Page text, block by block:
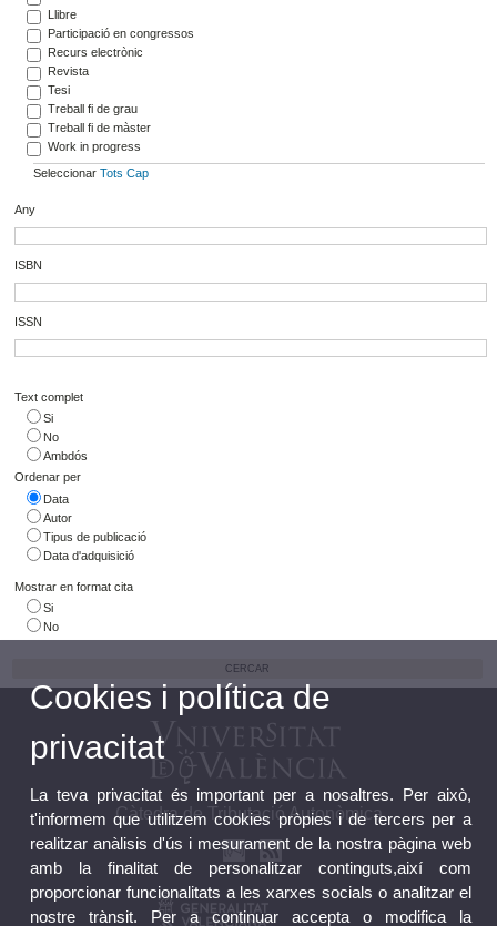
Llibre
Participació en congressos
Recurs electrònic
Revista
Tesi
Treball fi de grau
Treball fi de màster
Work in progress
Seleccionar Tots Cap
Any
ISBN
ISSN
Text complet
Si
No
Ambdós
Ordenar per
Data
Autor
Tipus de publicació
Data d'adquisició
Mostrar en format cita
Si
No
Càtedra de Tributació Autonòmica
Cookies i política de
privacitat
La teva privacitat és important per a nosaltres. Per això,
t'informem que utilitzem cookies pròpies i de tercers per a
realitzar anàlisis d'ús i mesurament de la nostra pàgina web
amb la finalitat de personalitzar continguts,així com
proporcionar funcionalitats a les xarxes socials o analitzar el
nostre trànsit. Per a continuar accepta o modifica la